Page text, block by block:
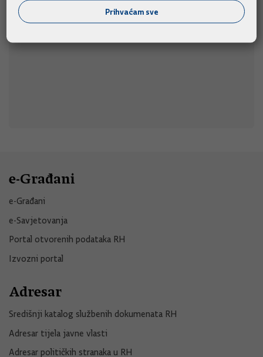
Sinjskoj alci,
u nedjelju, 9. kolovoza 2026.
e-Građani
e-Građani
e-Savjetovanja
Portal otvorenih podataka RH
Izvozni portal
Adresar
Središnji katalog službenih dokumenata RH
Adresar tijela javne vlasti
Adresar političkih stranaka u RH
Prihvaćam sve